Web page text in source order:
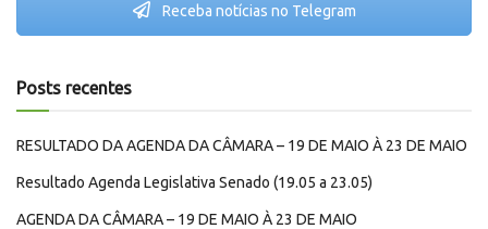
Receba notícias no Telegram
Posts recentes
RESULTADO DA AGENDA DA CÂMARA – 19 DE MAIO À 23 DE MAIO
Resultado Agenda Legislativa Senado (19.05 a 23.05)
AGENDA DA CÂMARA – 19 DE MAIO À 23 DE MAIO